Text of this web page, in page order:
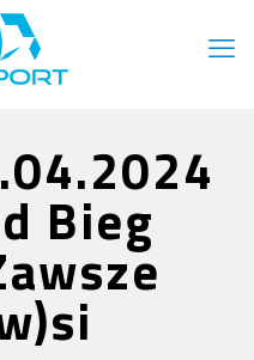
Bieg